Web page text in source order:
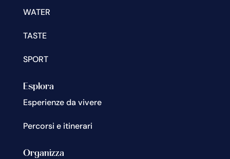
WATER
TASTE
SPORT
Esplora
Esperienze da vivere
Percorsi e itinerari
Organizza